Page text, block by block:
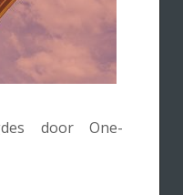
door One-